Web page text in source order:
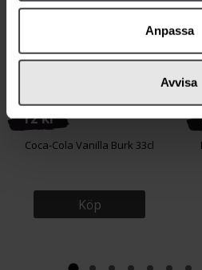
Anpassa
Avvisa
12 kr
Coca-Cola Vanilla Burk 33cl
Köp